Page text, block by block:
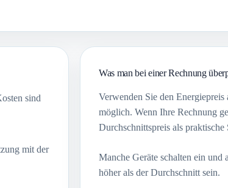
sind
mit der
Was man bei einer Rechnung
Verwenden Sie den
möglich. Wenn Ihre Rechnung
Durchschnittspreis als praktische
Manche Geräte schalten ein und
höher als der Durchschnitt sein.